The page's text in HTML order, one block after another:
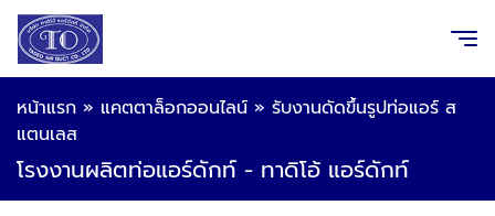
หน้าแรก » แคตตาล็อกออนไลน์ » รับงานดัดขึ้นรูปท่อแอร์ ส
แตนเลส
โรงงานผลิตท่อแอร์ดักท์ - ทาดิโอ้ แอร์ดักท์